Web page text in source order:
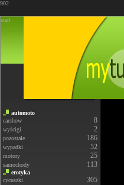
902
start
automoto
carshow
8
wyścigi 2
pozostałe 186
wypadki 52
motory 25
samochody 113
erotyka
cycuszki
305